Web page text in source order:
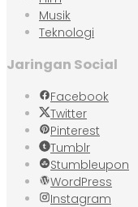
Musik
Teknologi
Jaringan Social
Facebook
Twitter
Pinterest
Tumblr
Stumbleupon
WordPress
Instagram